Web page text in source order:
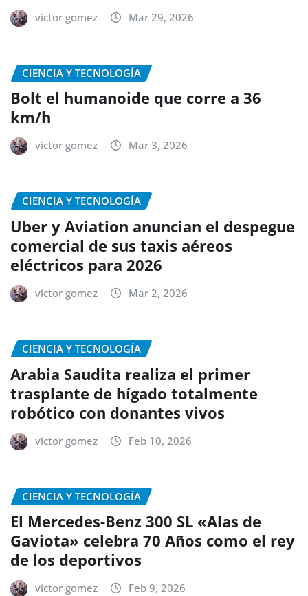
victor gomez Mar 29, 2026
CIENCIA Y TECNOLOGÍA
Bolt el humanoide que corre a 36
km/h
victor gomez Mar 3, 2026
CIENCIA Y TECNOLOGÍA
Uber y Aviation anuncian el despegue
comercial de sus taxis aéreos
eléctricos para 2026
victor gomez Mar 2, 2026
CIENCIA Y TECNOLOGÍA
Arabia Saudita realiza el primer
trasplante de hígado totalmente
robótico con donantes vivos
victor gomez Feb 10, 2026
CIENCIA Y TECNOLOGÍA
El Mercedes-Benz 300 SL «Alas de
Gaviota» celebra 70 Años como el rey
de los deportivos
victor gomez Feb 9, 2026